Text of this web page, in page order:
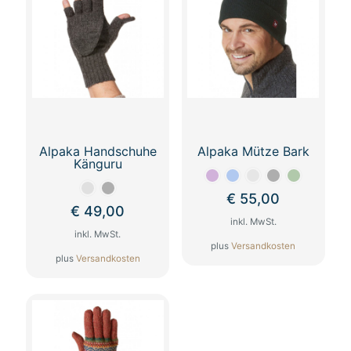
Alpaka Handschuhe
Känguru
€ 49,00
inkl. MwSt.
plus Versandkosten
weist
mehrere
Varianten
Alpaka Mütze Bark
€ 55,00
inkl. MwSt.
plusVersandkosten